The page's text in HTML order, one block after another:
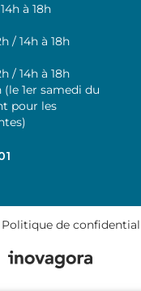
à 18h
/ 14h à 18h
/ 14h à 18h
(le 1er samedi du
pour les
Politique de